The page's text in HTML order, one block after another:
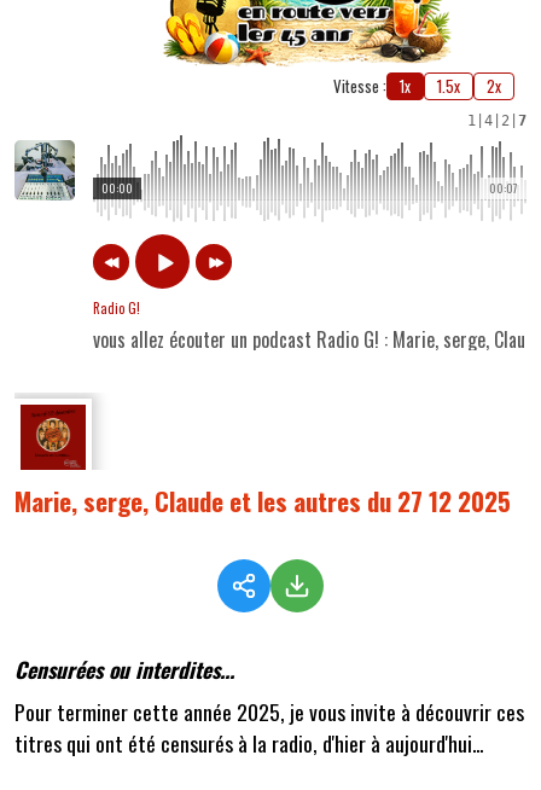
Vitesse : 1x 1.5x 2x
1 4 2 7
00:07
00:00
Radio G!
vous allez écouter un podcast Radio G! : Marie, serge,
Marie, serge, Claude et les autres du 27 12 2025
Censurées ou interdites...
Pour terminer cette année 2025, je vous invite à découvrir ces
titres qui ont été censurés à la radio, d'hier à aujourd'hui...